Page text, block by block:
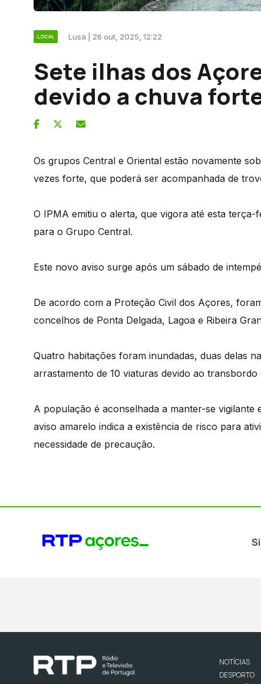
LOCAL Lusa | 26 out, 2025, 12:22
Sete ilhas dos
devido a chuva
Os grupos Central e Oriental estão novamente
vezes forte, que poderá ser acompanhada de
O IPMA emitiu o alerta, que vigora até esta
para o Grupo Central.
Este novo aviso surge após um sábado de
De acordo com a Proteção Civil dos Açores,
concelhos de Ponta Delgada, Lagoa e Ribeira
Quatro habitações foram inundadas, duas delas
arrastamento de 10 viaturas devido ao
A população é aconselhada a manter-se
aviso amarelo indica a existência de risco para
necessidade de precaução.
NOTÍCIAS
DESPORTO